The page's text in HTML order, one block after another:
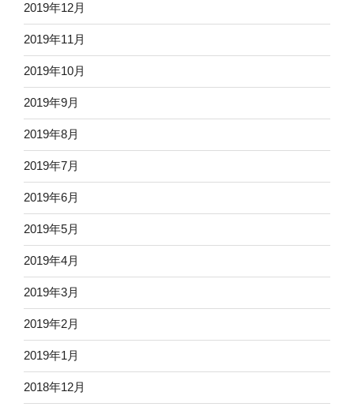
2019年12月
2019年11月
2019年10月
2019年9月
2019年8月
2019年7月
2019年6月
2019年5月
2019年4月
2019年3月
2019年2月
2019年1月
2018年12月